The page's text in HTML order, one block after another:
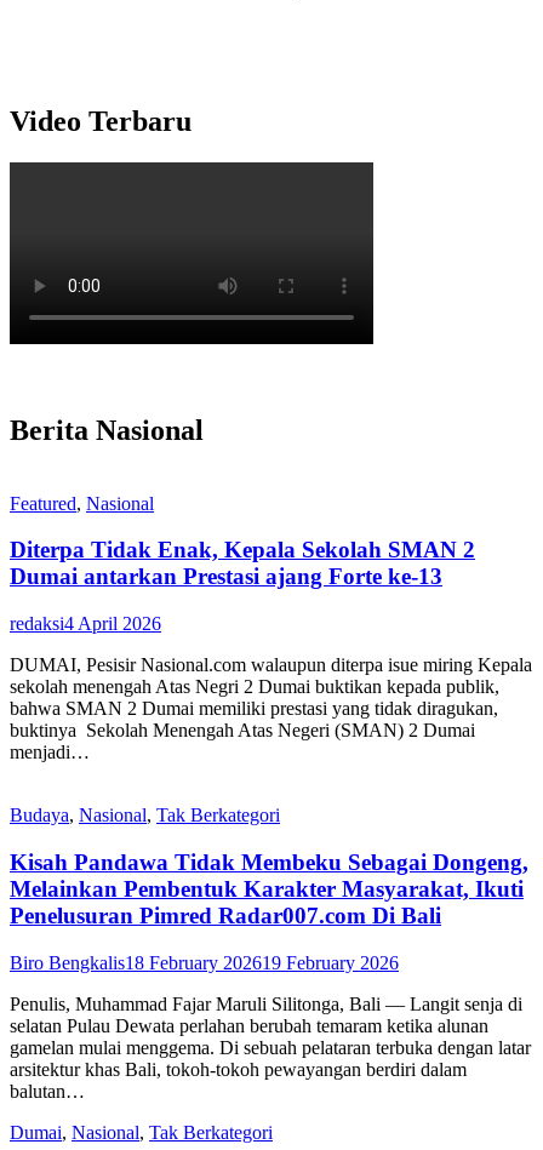
Video Terbaru
Berita Nasional
Featured, Nasional
Diterpa Tidak Enak, Kepala Sekolah SMAN 2
Dumai antarkan Prestasi ajang Forte ke-13
redaksi4 April 2026
DUMAI, Pesisir Nasional.com walaupun diterpa isue miring Kepala
sekolah menengah Atas Negri 2 Dumai buktikan kepada publik,
bahwa SMAN 2 Dumai memiliki prestasi yang tidak diragukan,
buktinya Sekolah Menengah Atas Negeri (SMAN) 2 Dumai
menjadi…
Budaya, Nasional, Tak Berkategori
Kisah Pandawa Tidak Membeku Sebagai Dongeng,
Melainkan Pembentuk Karakter Masyarakat, Ikuti
Penelusuran Pimred Radar007.com Di Bali
Biro Bengkalis18 February 202619 February 2026
Penulis, Muhammad Fajar Maruli Silitonga, Bali — Langit senja di
selatan Pulau Dewata perlahan berubah temaram ketika alunan
gamelan mulai menggema. Di sebuah pelataran terbuka dengan latar
arsitektur khas Bali, tokoh-tokoh pewayangan berdiri dalam
balutan…
Dumai, Nasional, Tak Berkategori